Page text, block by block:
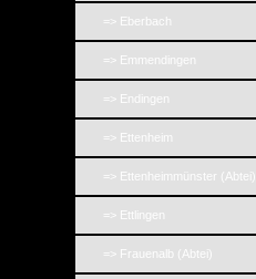
=> Eberbach
=> Emmendingen
=> Endingen
=> Ettenheim
=> Ettenheimmünster (Abtei)
=> Ettlingen
=> Frauenalb (Abtei)